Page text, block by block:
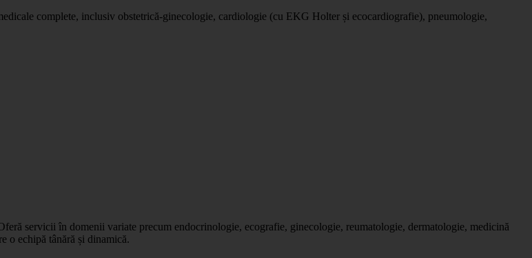
complete, inclusiv obstetrică-ginecologie, cardiologie (cu EKG Holter și ecocardiografie), pneumologie,
servicii în domenii variate precum endocrinologie, ecografie, ginecologie, reumatologie, dermatologie, medicină
o echipă tânără și dinamică.